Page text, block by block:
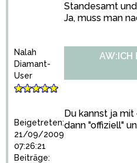
Standesamt
Ja, muss man
Nalah
Diamant-
User
Beigetreten:
21/09/2009
07:26:21
Beiträge:
AW:ICH
Du kannst ja
dann "offiziell"